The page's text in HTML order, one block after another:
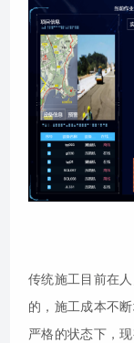
传统施工目前在
的，施工成本不
严格的状态下，